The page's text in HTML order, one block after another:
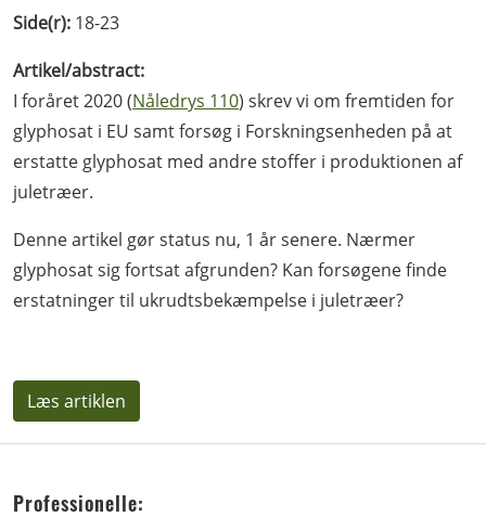
Side(r): 18-23
Artikel/abstract:
I foråret 2020 (Nåledrys 110) skrev vi om fremtiden for
glyphosat i EU samt forsøg i Forskningsenheden på at
erstatte glyphosat med andre stoffer i produktionen af
juletræer.
Denne artikel gør status nu, 1 år senere. Nærmer
glyphosat sig fortsat afgrunden? Kan forsøgene finde
erstatninger til ukrudtsbekæmpelse i juletræer?
Læs artiklen
Professionelle: